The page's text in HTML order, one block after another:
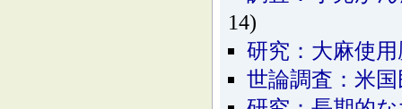
14)
研究：大麻使
世論調査：米